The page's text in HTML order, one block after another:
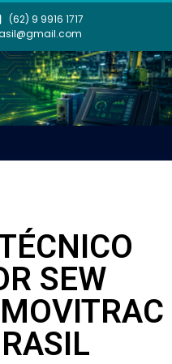
(62) 9 9916 1717
SEW